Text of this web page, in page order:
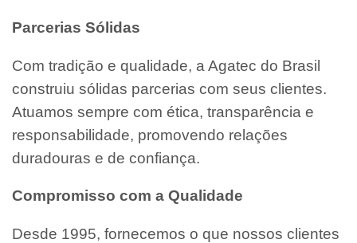
Parcerias Sólidas
Com tradição e qualidade, a Agatec do Brasil
construiu sólidas parcerias com seus clientes.
Atuamos sempre com ética, transparência e
responsabilidade, promovendo relações
duradouras e de confiança.
Compromisso com a Qualidade
Desde 1995, fornecemos o que nossos clientes